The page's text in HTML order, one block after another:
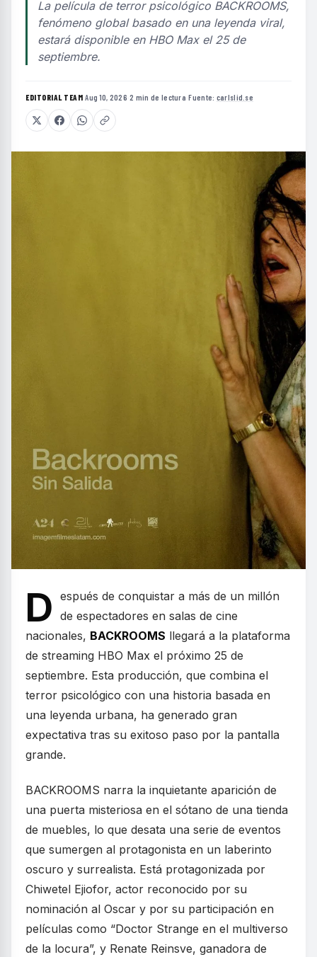
La película de terror psicológico BACKROOMS,
fenómeno global basado en una leyenda viral,
estará disponible en HBO Max el 25 de
septiembre.
EDITORIAL TEAM·Aug 10, 2026·2 min de lectura·Fuente: carlslid.se
D espués de conquistar a más de un millón
de espectadores en salas de cine
nacionales, BACKROOMS llegará a la plataforma
de streaming HBO Max el próximo 25 de
septiembre. Esta producción, que combina el
terror psicológico con una historia basada en
una leyenda urbana, ha generado gran
expectativa tras su exitoso paso por la pantalla
grande.
BACKROOMS narra la inquietante aparición de
una puerta misteriosa en el sótano de una tienda
de muebles, lo que desata una serie de eventos
que sumergen al protagonista en un laberinto
oscuro y surrealista. Está protagonizada por
Chiwetel Ejiofor, actor reconocido por su
nominación al Oscar y por su participación en
películas como “Doctor Strange en el multiverso
de la locura”, y Renate Reinsve, ganadora de